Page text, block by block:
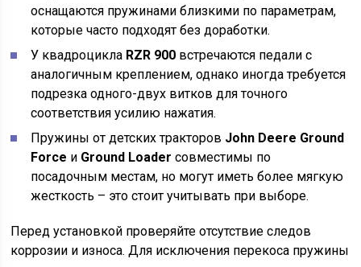
оснащаются пружинами близкими по параметрам,
которые часто подходят без доработки.
У квадроцикла RZR 900 встречаются педали с
аналогичным креплением, однако иногда требуется
подрезка одного-двух витков для точного
соответствия усилию нажатия.
Пружины от детских тракторов John Deere Ground
Force и Ground Loader совместимы по
посадочным местам, но могут иметь более мягкую
жесткость – это стоит учитывать при выборе.
Перед установкой проверяйте отсутствие следов
коррозии и износа. Для исключения перекоса пружины